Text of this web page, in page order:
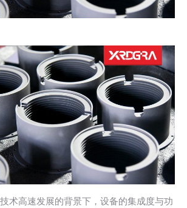
术高速发展的背景下，设备的集成度与功